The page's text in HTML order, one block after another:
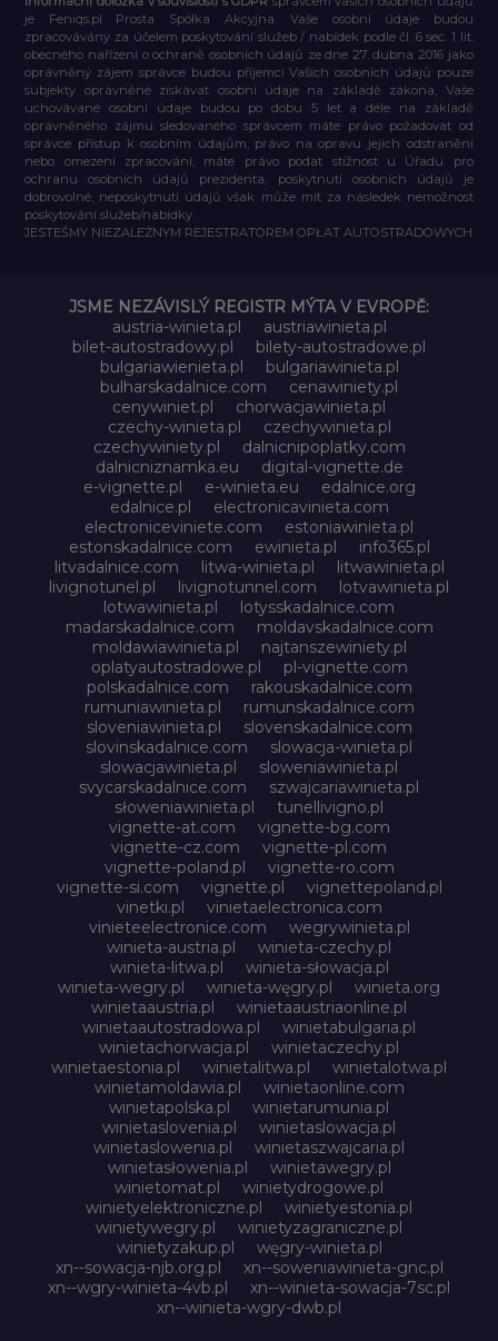
je Feniqs.pl Prosta Spółka Akcyjna. Vaše osobní údaje budou
zpracovávány za účelem poskytování služeb / nabídek podle čl. 6 sec. 1 lit.
obecného nařízení o ochraně osobních údajů ze dne 27. dubna 2016 jako
oprávněný zájem správce budou příjemci Vašich osobních údajů pouze
subjekty oprávněné získávat osobní údaje na základě zákona, Vaše
uchovávané osobní údaje budou po dobu 5 let a déle na základě
oprávněného zájmu sledovaného správcem máte právo požadovat od
správce přístup k osobním údajům, právo na opravu jejich odstranění
nebo omezení zpracování, máte právo podat stížnost u Úřadu pro
ochranu osobních údajů prezidenta, poskytnutí osobních údajů je
dobrovolné, neposkytnutí údajů však může mít za následek nemožnost
poskytování služeb/nabídky.
JESTEŚMY NIEZALEŻNYM REJESTRATOREM OPŁAT AUTOSTRADOWYCH
JSME NEZÁVISLÝ REGISTR MÝTA V EVROPĚ:
austria-winieta.pl
austriawinieta.pl
bilet-autostradowy.pl
bilety-autostradowe.pl
bulgariawienieta.pl
bulgariawinieta.pl
bulharskadalnice.com
cenawiniety.pl
cenywiniet.pl
chorwacjawinieta.pl
czechy-winieta.pl
czechywinieta.pl
czechywiniety.pl
dalnicnipoplatky.com
dalnicniznamka.eu
digital-vignette.de
e-vignette.pl
e-winieta.eu
edalnice.org
edalnice.pl
electronicavinieta.com
electroniceviniete.com
estoniawinieta.pl
estonskadalnice.com
ewinieta.pl
info365.pl
litvadalnice.com
litwa-winieta.pl
litwawinieta.pl
livignotunel.pl
livignotunnel.com
lotvawinieta.pl
lotwawinieta.pl
lotysskadalnice.com
madarskadalnice.com
moldavskadalnice.com
moldawiawinieta.pl
najtanszewiniety.pl
oplatyautostradowe.pl
pl-vignette.com
polskadalnice.com
rakouskadalnice.com
rumuniawinieta.pl
rumunskadalnice.com
sloveniawinieta.pl
slovenskadalnice.com
slovinskadalnice.com
slowacja-winieta.pl
slowacjawinieta.pl
sloweniawinieta.pl
svycarskadalnice.com
szwajcariawinieta.pl
słoweniawinieta.pl
tunellivigno.pl
vignette-at.com
vignette-bg.com
vignette-cz.com
vignette-pl.com
vignette-poland.pl
vignette-ro.com
vignette-si.com
vignette.pl
vignettepoland.pl
vinetki.pl
vinietaelectronica.com
vinieteelectronice.com
wegrywinieta.pl
winieta-austria.pl
winieta-czechy.pl
winieta-litwa.pl
winieta-słowacja.pl
winieta-wegry.pl
winieta-węgry.pl
winieta.org
winietaaustria.pl
winietaaustriaonline.pl
winietaautostradowa.pl
winietabulgaria.pl
winietachorwacja.pl
winietaczechy.pl
winietaestonia.pl
winietalitwa.pl
winietalotwa.pl
winietamoldawia.pl
winietaonline.com
winietapolska.pl
winietarumunia.pl
winietaslovenia.pl
winietaslowacja.pl
winietaslowenia.pl
winietaszwajcaria.pl
winietasłowenia.pl
winietawegry.pl
winietomat.pl
winietydrogowe.pl
winietyelektroniczne.pl
winietyestonia.pl
winietywegry.pl
winietyzagraniczne.pl
winietyzakup.pl
węgry-winieta.pl
xn--sowacja-njb.org.pl
xn--soweniawinieta-gnc.pl
xn--wgry-winieta-4vb.pl
xn--winieta-sowacja-7sc.pl
xn--winieta-wgry-dwb.pl